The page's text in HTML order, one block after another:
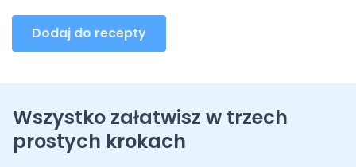
Dodaj do recepty
Wszystko załatwisz w trzech
prostych krokach